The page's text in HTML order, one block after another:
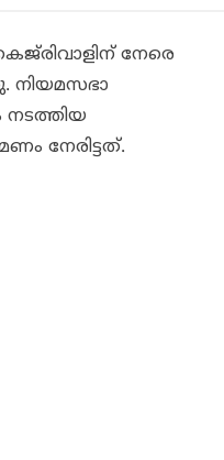
നേരെ
നിയമസഭാ
നടത്തിയ
നേരിട്ടത്.